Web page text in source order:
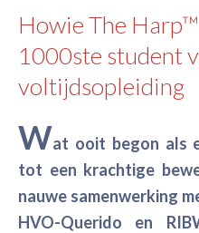
Howie The
1000ste student
voltijdsopleiding
Wat ooit begon als
tot een krachtige
nauwe samenwerking
HVO-Querido en